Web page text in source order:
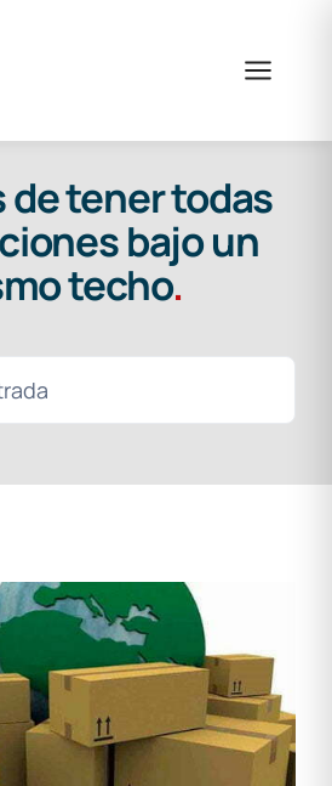
de tener todas
bajo un
techo.